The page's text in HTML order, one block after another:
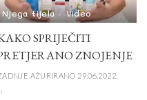
Njega tijela Video
SPRIJEČITI
ZNOJENJE
AŽURIRANO 29.06.2022.